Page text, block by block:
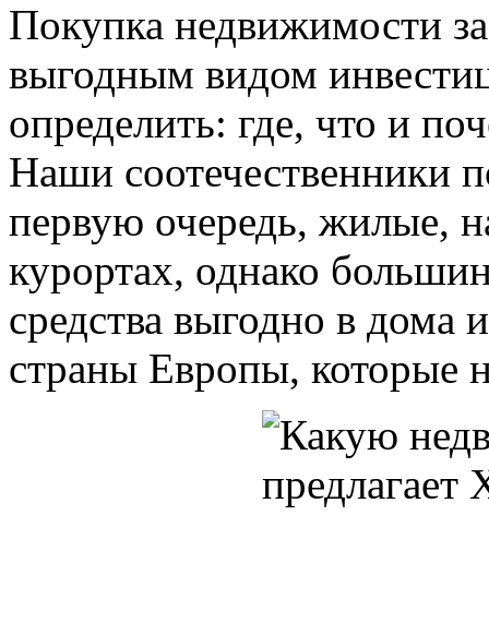
Покупка недвижимости
выгодным видом
определить: где, что и
Наши соотечественники
первую очередь, жилые,
курортах, однако
средства выгодно в дома
страны Европы, которые